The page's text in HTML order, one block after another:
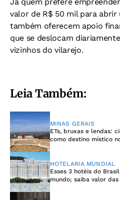
valor de R$ 50 mil para abrir
também oferecem apoio
que se deslocam
vizinhos do vilarejo.
Leia Também:
MINAS GERAIS
ETs, bruxas e lendas:
como destino místico
HOTELARIA MUNDIAL
Esses 3 hotéis do
mundo; saiba valor